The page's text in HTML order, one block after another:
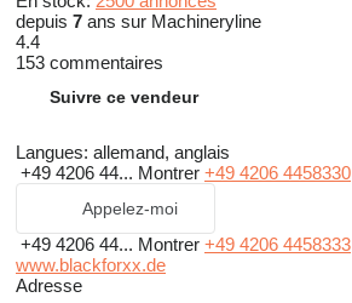
depuis 7 ans sur Machineryline
4.4
153 commentaires
Suivre ce vendeur
Langues: allemand, anglais
+49 4206 44... Montrer +49 4206 4458330
Appelez-moi
+49 4206 44... Montrer +49 4206 4458333
www.blackforxx.de
Adresse